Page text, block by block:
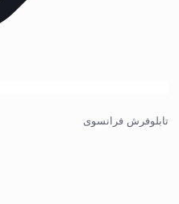
تابلوفرش فرانسوی